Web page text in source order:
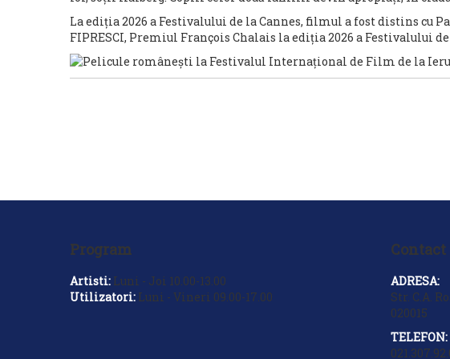
La ediția 2026 a Festivalului de la Cannes, filmul a fost distins cu
FIPRESCI, Premiul François Chalais la ediția 2026 a Festivalului de
Program
Artisti: Luni - Joi 10.00-13.00
Utilizatori: Luni - Vineri 09.00-17.00
Contact
ADRESA:
Str. C.A.
020015
TELEFON: